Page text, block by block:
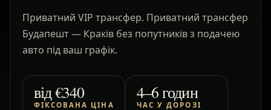
Приватний VIP трансфер. Приватний трансфер
Будапешт — Краків без попутників з подачею
авто під ваш графік.
від€340
ФІКСОВАНА ЦІНА
4–6 годин
ЧАС У ДОРОЗІ